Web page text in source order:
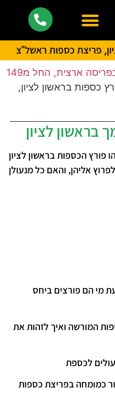
פריצת כספות ראשל"צ
פורץ כספות בפריסה ארצית, החל מ149
כספות בראשון לציון,
בראשון לציון
פורץ הכספות בראשון לציון
אליהן, והאם כל מנעולן
מי הם פורצים ביחס
המורשה ואיך לזהות את
לכספת
כמומחה בפריצת כספות